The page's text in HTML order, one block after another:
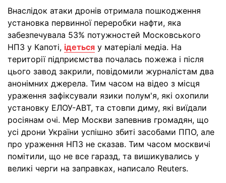
Внаслідок атаки дронів отримала пошкодження
установка первинної переробки нафти, яка
забезпечувала 53% потужностей Московського
НПЗ у Капоті, ідеться у матеріалі медіа. На
території підприємства почалась пожежа і після
цього завод закрили, повідомили журналістам два
анонімних джерела. Тим часом на відео з місця
ураження зафіксували язики полум'я, які охопили
установку ЕЛОУ-АВТ, та стовпи диму, які виїдали
росіянам очі. Мер Москви запевнив громадян, що
усі дрони України успішно збиті засобами ППО, але
про ураження НПЗ не сказав. Тим часом москвичі
помітили, що не все гаразд, та вишикувались у
великі черги на заправках, написало Reuters.